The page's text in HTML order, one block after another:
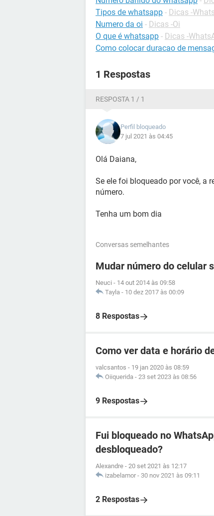
Tipos de whatsapp - Dicas -
Numero da oi - Dicas -Oi
O que é whatsapp - Dicas -
Como colocar duracao de
1 Respostas
RESPOSTA 1 / 1
Perfil bloqueado
7 jul 2021 às 04:45
Olá Daiana,
Se ele foi bloqueado por você, a
número.
Tenha um bom dia
Conversas semelhantes
Mudar número do celular
Neuci - 14 out 2014 às 09:58
Tayla - 10 dez 2017 às 00:09
8 Respostas
Como ver data e horário
valcsantos - 19 jan 2020 às 08:59
Oiiquerida - 23 set 2023 às 08:56
9 Respostas
Fui bloqueado no
desbloqueado?
Alexandre - 20 set 2021 às 12:17
izabelamor - 30 nov 2021 às 09:11
2 Respostas